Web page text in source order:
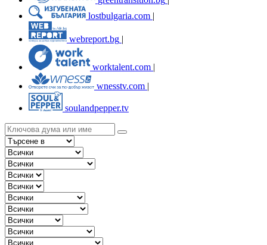
lostbulgaria.com |
webreport.bg
worktalent.com |
wnesstv.com |
soulandpepper.tv